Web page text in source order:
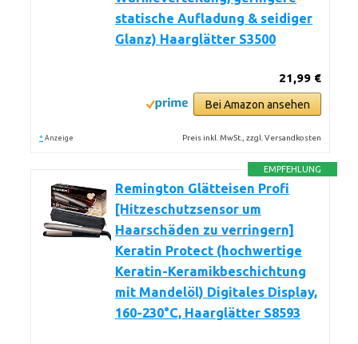
statische Aufladung & seidiger
Glanz) Haarglätter S3500
21,99 €
Bei Amazon ansehen
* Anzeige Preis inkl. MwSt., zzgl. Versandkosten
EMPFEHLUNG
Remington Glätteisen Profi
[Hitzeschutzsensor um
Haarschäden zu verringern]
Keratin Protect (hochwertige
Keratin-Keramikbeschichtung
mit Mandelöl) Digitales Display,
160-230°C, Haarglätter S8593